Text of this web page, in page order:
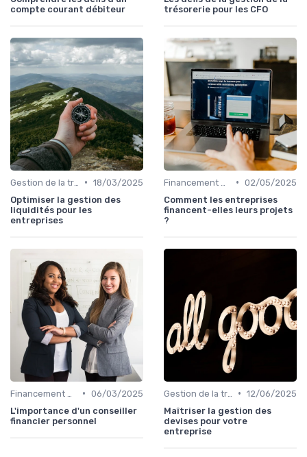
compte courant débiteur
trésorerie pour les CFO
• 18/03/2025
Optimiser la gestion des
liquidités pour les
entreprises
• 02/05/2025
Comment les entreprises
financent-elles leurs projets
?
• 06/03/2025
L'importance d'un conseiller
financier personnel
• 12/06/2025
Maîtriser la gestion des
devises pour votre
entreprise